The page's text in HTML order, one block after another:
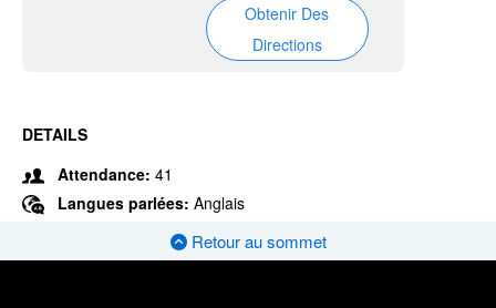
Obtenir Des
Directions
DETAILS
Attendance: 41
Langues parlées: Anglais
Retour au sommet